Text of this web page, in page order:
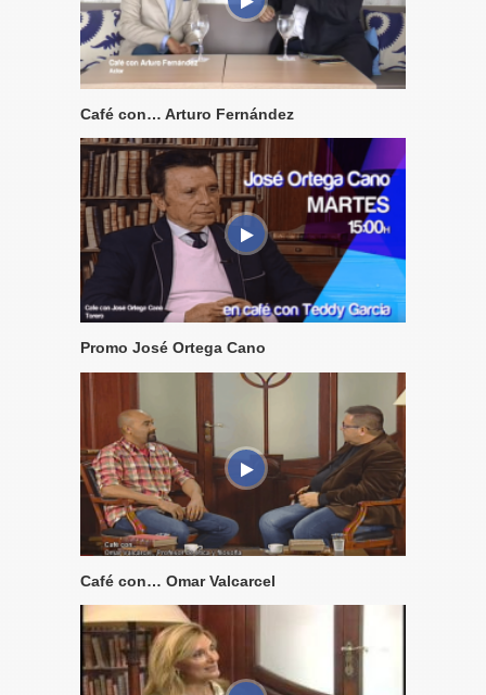
Café con… Arturo Fernández
Promo José Ortega Cano
Café con… Omar Valcarcel